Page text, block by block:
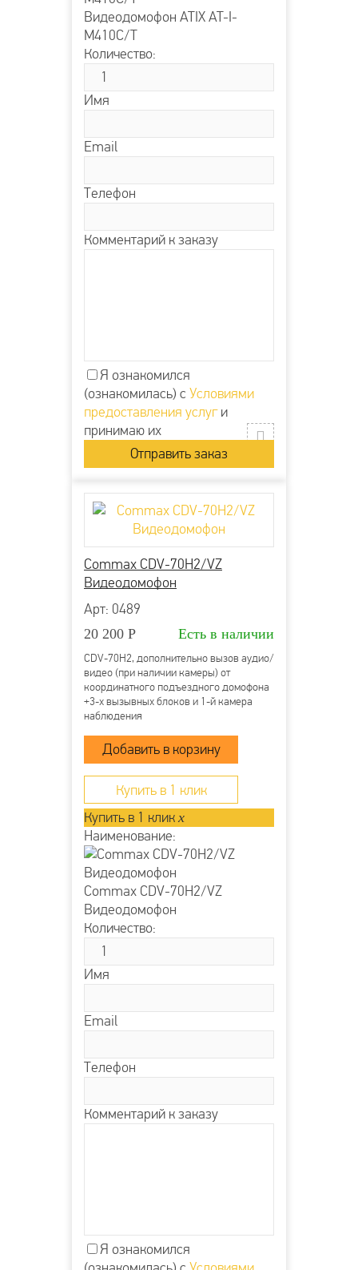
Видеодомофон ATIX AT-I-
М410C/T
Количество:
Имя
Email
Телефон
Комментарий к заказу
Я ознакомился
(ознакомилась) с Условиями
предоставления услуги
принимаю их
Commax CDV-70H2/VZ
Видеодомофон
Арт: 0489
20 200 Р Есть в наличии
CDV-70H2, дополнительно вызов аудио/
видео (при наличии камеры) от
координатного подъездного домофона
+3-х вызывных блоков и 1-й камера
наблюдения
Купить в 1 клик
Купить в 1 клик x
Наименование:
Commax CDV-70H2/VZ
Видеодомофон
Количество:
Имя
Email
Телефон
Комментарий к заказу
Я ознакомился